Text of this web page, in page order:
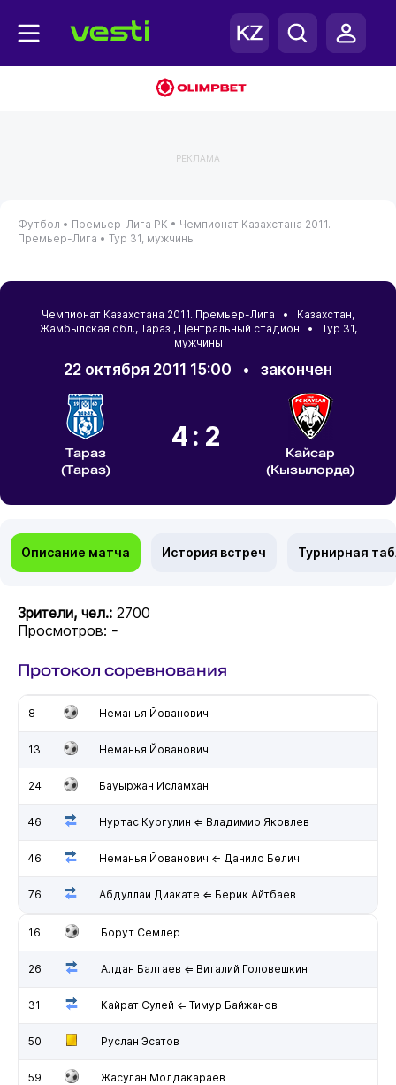
РЕКЛАМА
Футбол • Премьер-Лига РК • Чемпионат Казахстана 2011.
Премьер-Лига • Тур 31, мужчины
Чемпионат Казахстана 2011. Премьер-Лига • Казахстан,
Жамбылская обл., Тараз , Центральный стадион • Тур 31,
мужчины
22 октября 2011 15:00 • закончен
Тараз
(Тараз)
4:2
Кайсар
(Кызылорда)
Описание матча История встреч Турнирная
Зрители, чел.: 2700
Просмотров: -
Протокол соревнования
'8 Неманья Йованович
'13 Неманья Йованович
'24 Бауыржан Исламхан
'46 Нуртас Кургулин ⇐ Владимир Яковлев
'46 Неманья Йованович ⇐ Данило Белич
'76 Абдуллаи Диакате ⇐ Берик Айтбаев
'16 Борут Семлер
'26 Алдан Балтаев ⇐ Виталий Головешкин
'31 Кайрат Сулей ⇐ Тимур Байжанов
'50 Руслан Эсатов
'59 Жасулан Молдакараев